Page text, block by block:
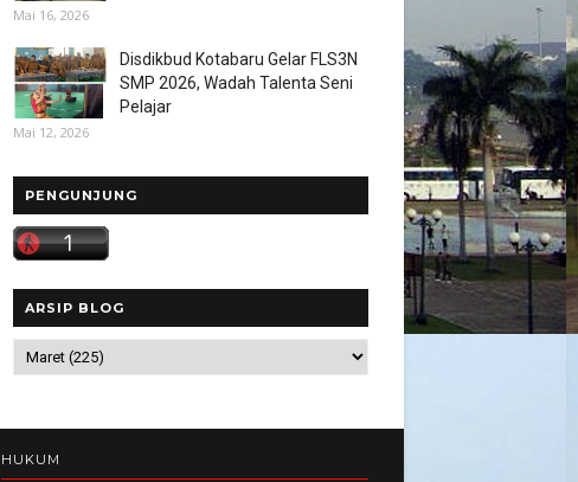
Mai 16, 2026
Disdikbud Kotabaru Gelar FLS3N
SMP 2026, Wadah Talenta Seni
Pelajar
Mai 12, 2026
PENGUNJUNG
ARSIP BLOG
HUKUM